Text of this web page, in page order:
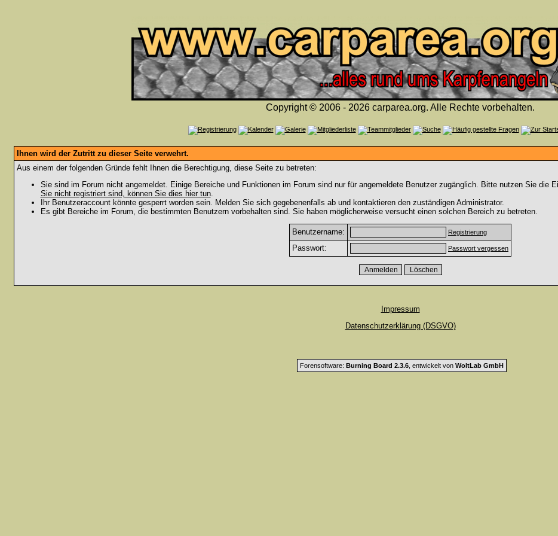
Copyright © 2006 - 2026 carparea.org. Alle Rechte vorbehalten.
Ihnen wird der Zutritt zu dieser Seite verwehrt.
Aus einem der folgenden Gründe fehlt Ihnen die Berechtigung, diese Seite zu betreten:
Sie sind im Forum nicht angemeldet. Einige Bereiche und Funktionen im Forum sind nur für angemeldete Benutzer zugänglich. Bitte nutzen Sie die
Sie nicht registriert sind, können Sie dies hier tun.
Ihr Benutzeraccount könnte gesperrt worden sein. Melden Sie sich gegebenenfalls ab und kontaktieren den zuständigen Administrator.
Es gibt Bereiche im Forum, die bestimmten Benutzern vorbehalten sind. Sie haben möglicherweise versucht einen solchen Bereich zu betreten.
Benutzername: Registrierung
Passwort: Passwort vergessen
Impressum
Datenschutzerklärung (DSGVO)
Forensoftware: Burning Board 2.3.6, entwickelt von WoltLab GmbH